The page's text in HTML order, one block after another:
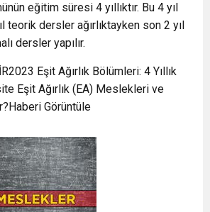
eğitim süresi 4 yıllıktır. Bu 4 yıl
teorik dersler ağırlıktayken son 2 yıl
dersler yapılır.
Eşit Ağırlık Bölümleri: 4 Yıllık
Eşit Ağırlık (EA) Meslekleri ve
Görüntüle